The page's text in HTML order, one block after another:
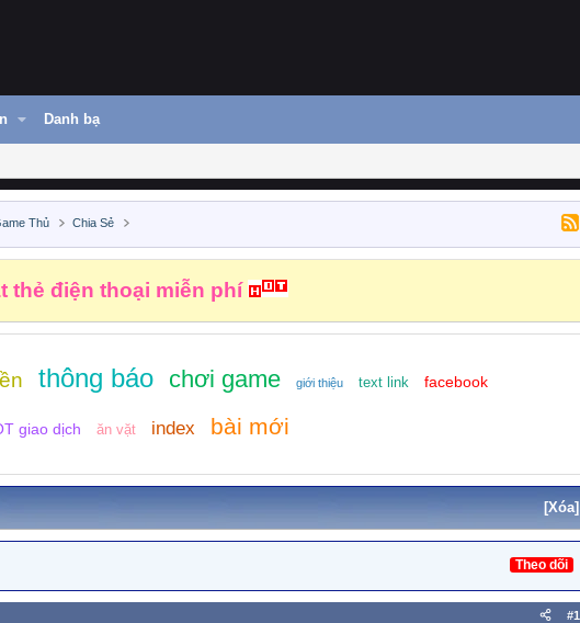
Danh bạ
Thủ Chia Sẻ
thẻ điện thoại miễn phí
thông báo chơi game giới thiệu text link facebook
giao dịch ăn vặt index bài mới
[Xóa]
Theo dõi
#1